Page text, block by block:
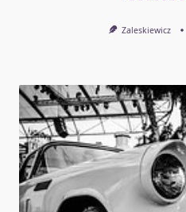
Zaleskiewicz